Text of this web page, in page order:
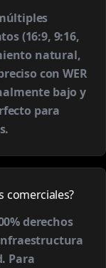
(16:9, 9:16,
natural,
con WER
bajo y
para
comerciales?
derechos
Para